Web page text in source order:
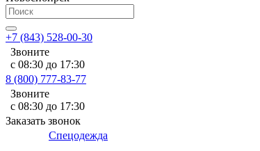
+7 (843) 528-00-30
Звоните
с 08:30 до 17:30
8 (800) 777-83-77
Звоните
с 08:30 до 17:30
Заказать звонок
Спецодежда